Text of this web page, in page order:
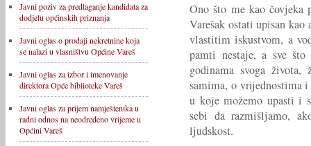
Javni poziv za predlaganje kandidata za
dodjelu općinskih priznanja
Javni oglas o prodaji nekretnine koja
se nalazi u vlasništvu Općine Vareš
Javni oglas za izbor i imenovanje
direktora Opće biblioteke Vareš
Javni oglas za prijem namještenika u
radni odnos na neodređeno vrijeme u
Općini Vareš
Ono što me kao čovjeka
Varešak ostati upisan
vlastitim iskustvom, a
pamti nestaje, a sve što
godinama svoga
samima, o vrijednostima
u koje možemo upasti i
sebi da razmišljamo,
ljudskost.